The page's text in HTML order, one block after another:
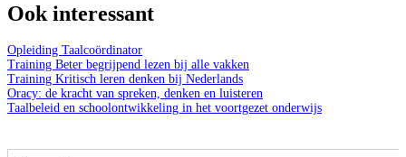
Ook interessant
Opleiding Taalcoördinator
Training Beter begrijpend lezen bij alle vakken
Training Kritisch leren denken bij Nederlands
Oracy: de kracht van spreken, denken en luisteren
Taalbeleid en schoolontwikkeling in het voortgezet onderwijs